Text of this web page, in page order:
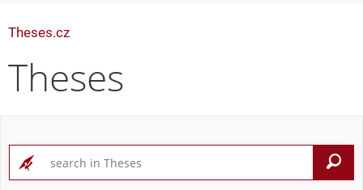
Theses.cz
Theses